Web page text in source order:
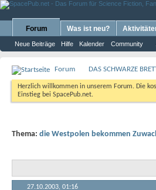
Forum
Neue Beiträge Hilfe Kalender Community
Was ist neu?
Forum DAS SCHWARZE
Herzlich willkommen in unserem Forum. Die
Einstieg bei SpacePub.net.
Thema: die Westpolen bekommen
27.10.2003, 01:16